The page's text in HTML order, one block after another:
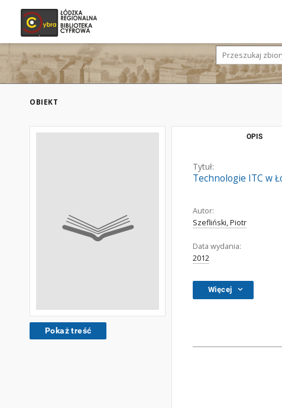
OBIEKT
Pokaż treść
OPIS
Tytuł:
Technologie ITC w
Autor:
Szefliński, Piotr
Data wydania:
2012
Więcej